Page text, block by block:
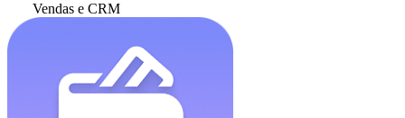
Vendas e CRM